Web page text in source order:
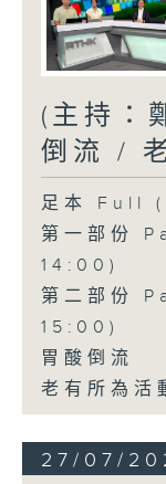
(主持：
倒流 /
足本 Full
第一部份
14:00)
第二部份
15:00)
胃酸倒流
老有所為活
27/07/